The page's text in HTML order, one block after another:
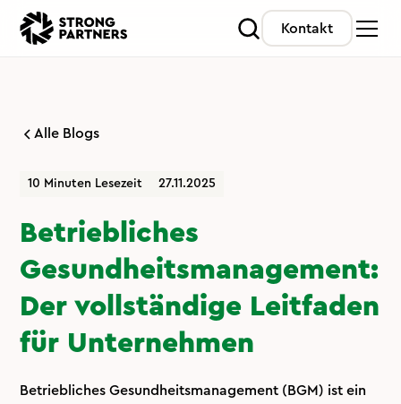
Kontakt
Alle Blogs
10 Minuten Lesezeit 27.11.2025
Betriebliches
Gesundheitsmanagement:
Der vollständige Leitfaden
für Unternehmen
Betriebliches Gesundheitsmanagement (BGM) ist ein